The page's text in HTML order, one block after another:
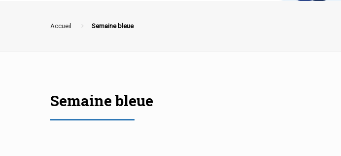
Accueil Semaine bleue
Semaine bleue